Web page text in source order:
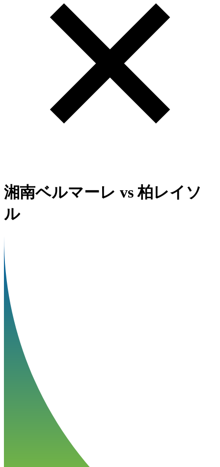
湘南ベルマーレ vs柏レイソ
ル